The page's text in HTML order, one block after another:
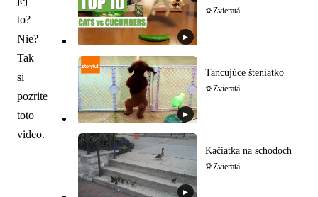
to?
Nie?
Tak
si
pozrite
toto
video.
▶
Zvieratá
▶
Tancujúce šteniatko
Zvieratá
▶
Kačiatka na schodoch
Zvieratá